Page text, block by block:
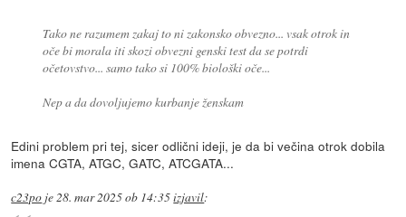
Tako ne razumem zakaj to ni zakonsko obvezno... vsak otrok in
oče bi morala iti skozi obvezni genski test da se potrdi
očetovstvo... samo tako si 100% biološki oče...
Nep a da dovoljujemo kurbanje ženskam
Edini problem pri tej, sicer odlični ideji, je da bi večina otrok dobila
imena CGTA, ATGC, GATC, ATCGATA...
c23po je 28. mar 2025 ob 14:35izjavil: